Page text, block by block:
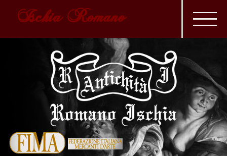
Ischia Romano